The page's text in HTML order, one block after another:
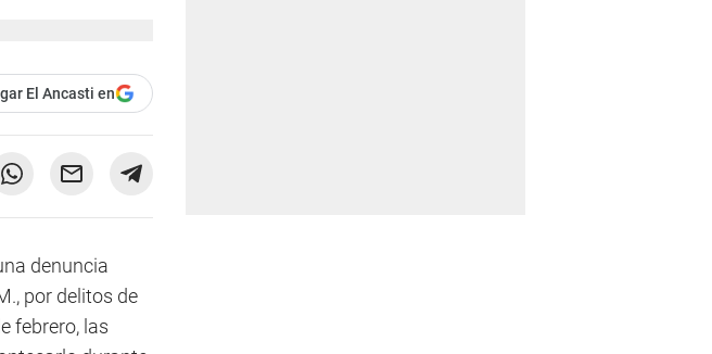
El Ancasti en
denuncia
por delitos de
febrero, las